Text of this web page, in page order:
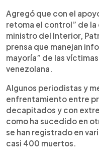
Agregó que con el
retoma el control” de
ministro del Interior,
prensa que manejan
mayoría” de las
venezolana.
Algunos periodistas y
enfrentamiento entre
decapitados y con
como ha sucedido en
se han registrado en
casi 400 muertos.